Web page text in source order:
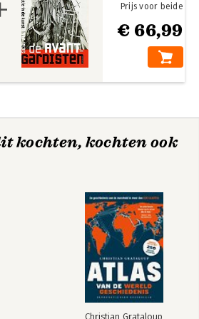
€ 66,99
Prijs voor beide
kochten, kochten ook
Christian Grataloup